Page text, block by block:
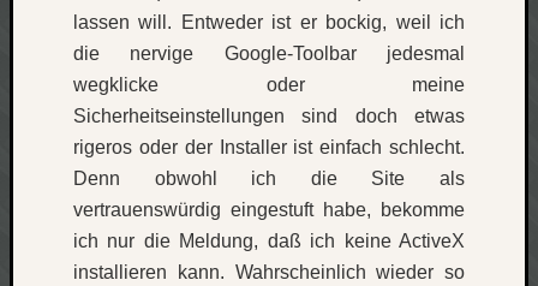
lassen will. Entweder ist er bockig, weil ich
die nervige Google-Toolbar jedesmal
wegklicke oder meine
Sicherheitseinstellungen sind doch etwas
rigeros oder der Installer ist einfach schlecht.
Denn obwohl ich die Site als
vertrauenswürdig eingestuft habe, bekomme
ich nur die Meldung, daß ich keine ActiveX
installieren kann. Wahrscheinlich wieder so